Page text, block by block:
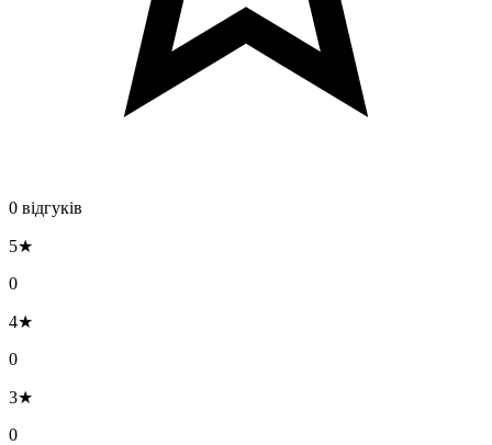
0 відгуків
5★
0
4★
0
3★
0